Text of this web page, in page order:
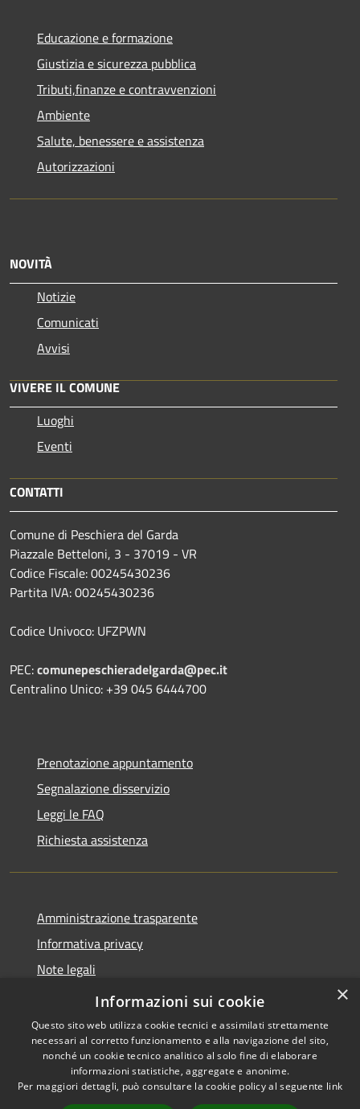
Educazione e formazione
Giustizia e sicurezza pubblica
Tributi,finanze e contravvenzioni
Ambiente
Salute, benessere e assistenza
Autorizzazioni
NOVITÀ
Notizie
Comunicati
Avvisi
VIVERE IL COMUNE
Luoghi
Eventi
CONTATTI
Comune di Peschiera del Garda
Piazzale Betteloni, 3 - 37019 - VR
Codice Fiscale: 00245430236
Partita IVA: 00245430236
Codice Univoco: UFZPWN
PEC:comunepeschieradelgarda@pec.it
Centralino Unico: +39 045 6444700
Prenotazione appuntamento
Segnalazione disservizio
Leggi le FAQ
Richiesta assistenza
Amministrazione trasparente
Informativa privacy
Note legali
Dichiarazione di accessibilità
Accessibilità
Copyright © 2026 • Comune di
Peschiera del Garda • Powered
×
Informazioni sui cookie
Questo sito web utilizza cookie tecnici e assimilati strettamente
necessari al corretto funzionamento e alla navigazione del sito,
nonché un cookie tecnico analitico al solo fine di elaborare
informazioni statistiche, aggregate e anonime.
Per maggiori dettagli, può consultare la cookie policy al seguente link